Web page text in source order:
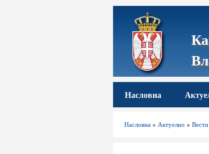
Насловна
Насловна »Актуелно »Вести